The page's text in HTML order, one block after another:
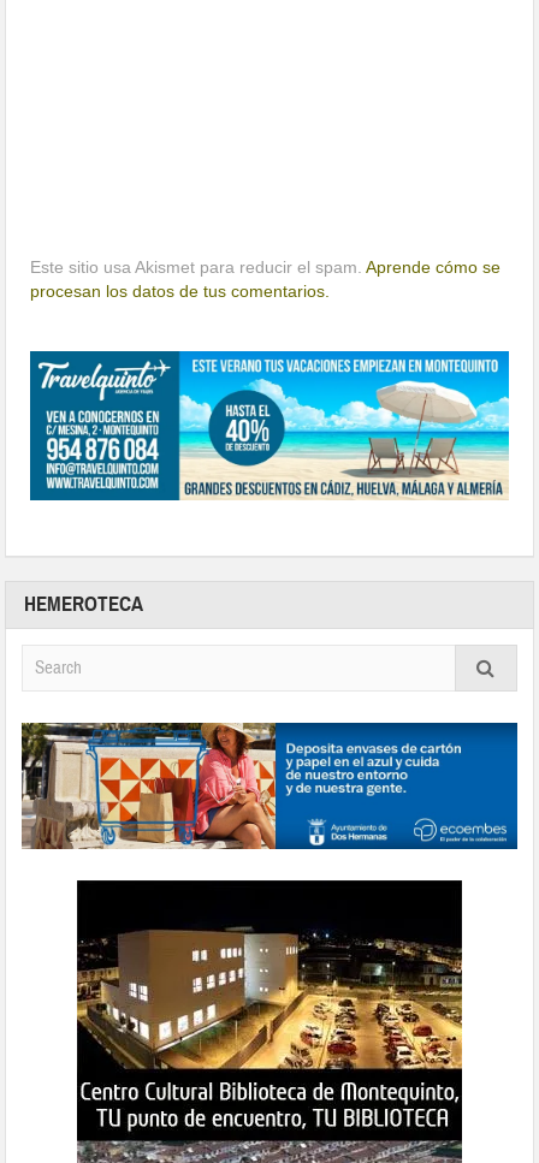
Este sitio usa Akismet para reducir el spam.Aprende cómo se
procesan los datos de tus comentarios.
HEMEROTECA